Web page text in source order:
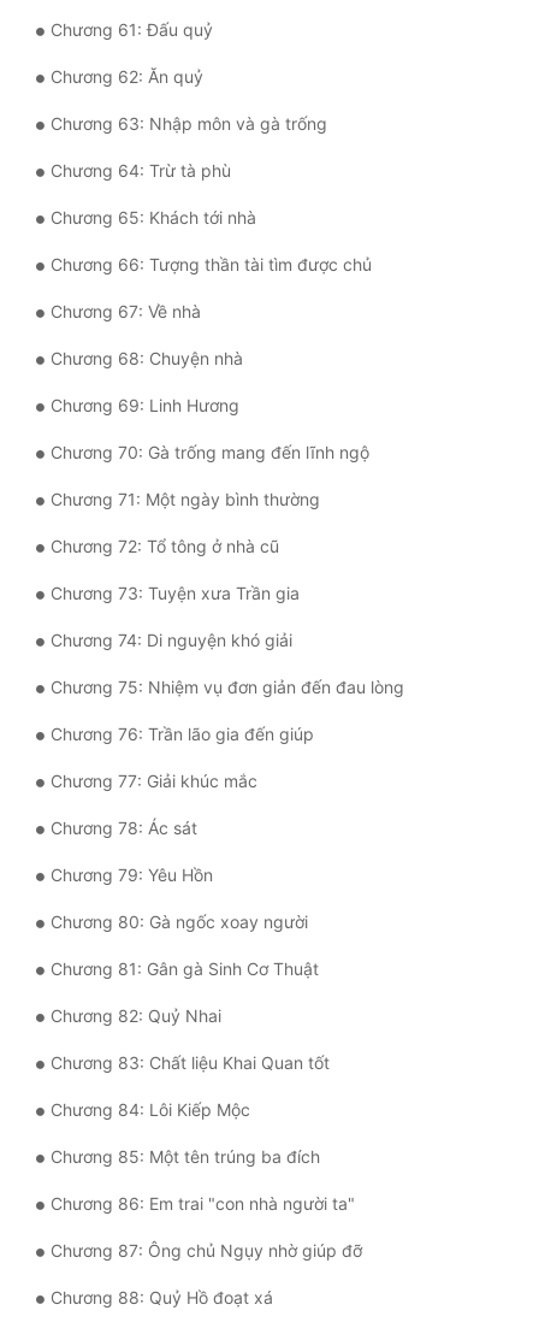
Chương 61: Đấu quỷ
Chương 62: Ăn quỷ
Chương 63: Nhập môn và gà trống
Chương 64: Trừ tà phù
Chương 65: Khách tới nhà
Chương 66: Tượng thần tài tìm được chủ
Chương 67: Về nhà
Chương 68: Chuyện nhà
Chương 69: Linh Hương
Chương 70: Gà trống mang đến lĩnh ngộ
Chương 71: Một ngày bình thường
Chương 72: Tổ tông ở nhà cũ
Chương 73: Tuyện xưa Trần gia
Chương 74: Di nguyện khó giải
Chương 75: Nhiệm vụ đơn giản đến đau lòng
Chương 76: Trần lão gia đến giúp
Chương 77: Giải khúc mắc
Chương 78: Ác sát
Chương 79: Yêu Hồn
Chương 80: Gà ngốc xoay người
Chương 81: Gân gà Sinh Cơ Thuật
Chương 82: Quỷ Nhai
Chương 83: Chất liệu Khai Quan tốt
Chương 84: Lôi Kiếp Mộc
Chương 85: Một tên trúng ba đích
Chương 86: Em trai "con nhà người ta"
Chương 87: Ông chủ Ngụy nhờ giúp đỡ
Chương 88: Quỷ Hồ đoạt xá